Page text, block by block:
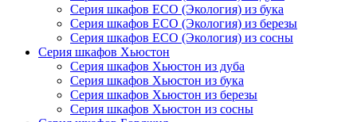
Серия шкафов ECO (Экология) из бука
Серия шкафов ECO (Экология) из березы
Серия шкафов ECO (Экология) из сосны
Серия шкафов Хьюстон
Серия шкафов Хьюстон из дуба
Серия шкафов Хьюстон из бука
Серия шкафов Хьюстон из березы
Серия шкафов Хьюстон из сосны